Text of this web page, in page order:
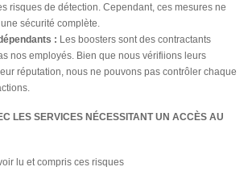
risques de détection. Cependant, ces mesures ne
sécurité complète.
: Les boosters sont des contractants
nos employés. Bien que nous vérifiions leurs
réputation, nous ne pouvons pas contrôler chaque
LES SERVICES NÉCESSITANT UN ACCÈS AU
lu et compris ces risques